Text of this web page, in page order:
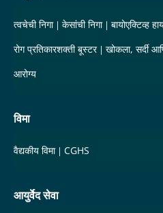
त्वचेची निगा केसांची निगा बायोएक्टिव्ह
रोग प्रतिकारशक्ती बूस्टर
खोकला, सर्दी
आरोग्य
विमा
वैद्यकीय विमा CGHS
आयुर्वेद सेवा